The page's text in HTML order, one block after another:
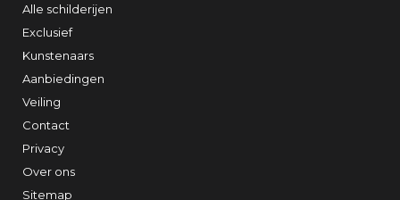
Alle schilderijen
Exclusief
Kunstenaars
Aanbiedingen
Veiling
Contact
Privacy
Over ons
Sitemap